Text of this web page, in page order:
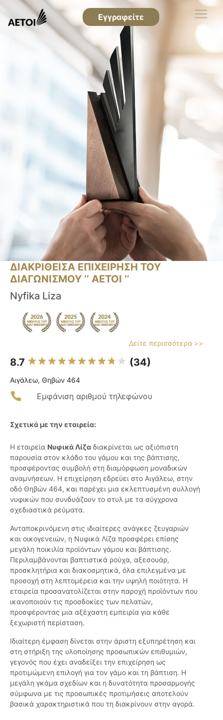
Εγγραφείτε
ΔΙΑΚΡΙΘΕΙΣΑ ΕΠΙΧΕΙΡΗΣΗ ΤΟΥ
ΔΙΑΓΩΝΙΣΜΟΥ ‘’ ΑΕΤΟΙ ‘’
Nyfika Liza
Δείτε περισσότερα >>
8.7 (34)
Αιγάλεω, Θηβών 464
Εμφάνιση αριθμού τηλεφώνου
Σχετικά με την εταιρεία:
Η εταιρεία Νυφικά Λίζα διακρίνεται ως αξιόπιστη
παρουσία στον κλάδο του γάμου και της βάπτισης,
προσφέροντας συμβολή στη διαμόρφωση μοναδικών
αναμνήσεων. Η επιχείρηση εδρεύει στο Αιγάλεω, στην
οδό Θηβών 464, και παρέχει μια εκλεπτυσμένη συλλογή
νυφικών που συνδυάζουν το στυλ με τα σύγχρονα
σχεδιαστικά ρεύματα.
Ανταποκρινόμενη στις ιδιαίτερες ανάγκες ζευγαριών
και οικογενειών, η Νυφικά Λίζα προσφέρει επίσης
μεγάλη ποικιλία προϊόντων γάμου και βάπτισης.
Περιλαμβάνονται βαπτιστικά ρούχα, αξεσουάρ,
προσκλητήρια και διακοσμητικά, όλα επιλεγμένα με
προσοχή στη λεπτομέρεια και την υψηλή ποιότητα. Η
εταιρεία προσανατολίζεται στην παροχή προϊόντων που
ικανοποιούν τις προσδοκίες των πελατών,
προσφέροντας μια αξέχαστη εμπειρία για κάθε
ξεχωριστή περίσταση.
Ιδιαίτερη έμφαση δίνεται στην άριστη εξυπηρέτηση και
στη στήριξη της υλοποίησης προσωπικών επιθυμιών,
γεγονός που έχει αναδείξει την επιχείρηση ως
προτιμώμενη επιλογή για τον γάμο και τη βάπτιση. Η
μεγάλη γκάμα σχεδίων και η δυνατότητα προσαρμογής
σύμφωνα με τις προσωπικές προτιμήσεις αποτελούν
βασικά χαρακτηριστικά που τη διακρίνουν στην αγορά.